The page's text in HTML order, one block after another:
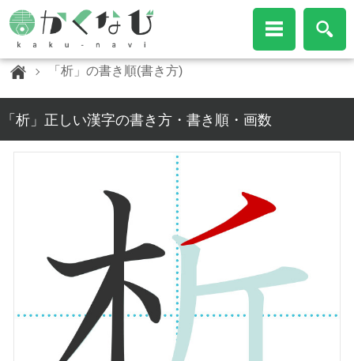
「析」の書き順(書き方)
「析」正しい漢字の書き方・書き順・画数